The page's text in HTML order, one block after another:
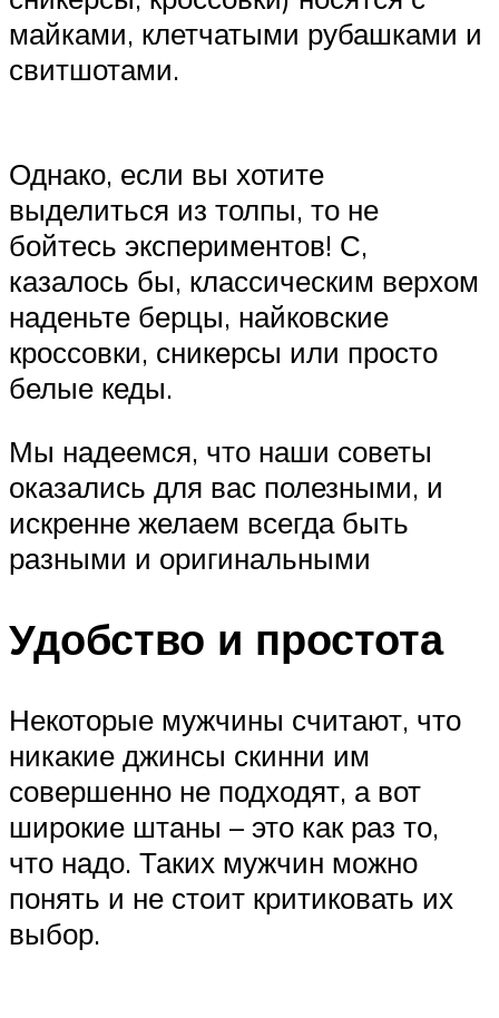
майками, клетчатыми рубашками и
свитшотами.
Однако, если вы хотите
выделиться из толпы, то не
бойтесь экспериментов! С,
казалось бы, классическим верхом
наденьте берцы, найковские
кроссовки, сникерсы или просто
белые кеды.
Мы надеемся, что наши советы
оказались для вас полезными, и
искренне желаем всегда быть
разными и оригинальными
Удобство и простота
Некоторые мужчины считают, что
никакие джинсы скинни им
совершенно не подходят, а вот
широкие штаны – это как раз то,
что надо. Таких мужчин можно
понять и не стоит критиковать их
выбор.